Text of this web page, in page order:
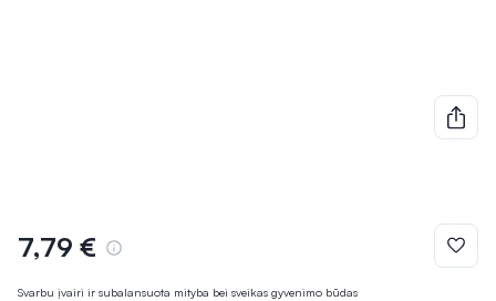
Svarbu įvairi ir subalansuota mityba bei sveikas gyvenimo būdas
7,79 €